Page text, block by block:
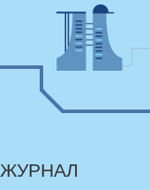
ЖУРНАЛ